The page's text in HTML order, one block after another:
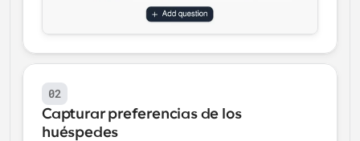
02
Capturar preferencias de los
huéspedes